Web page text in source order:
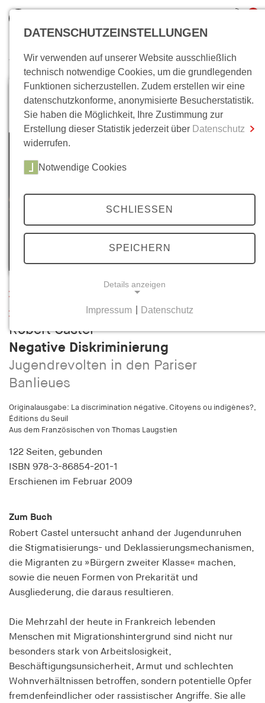
inkl. MwSt.
0,00 €
Zum Warenkorb Zur Kasse
Wo bin ich?
Inhaltsverzeichnis
Robert Castel
Negative Diskriminierung
Jugendrevolten in den Pariser
Banlieues
Originalausgabe: La discrimination négative. Citoyens ou indigènes?,
Éditions du Seuil
Aus dem Französischen von Thomas Laugstien
122 Seiten, gebunden
ISBN 978-3-86854-201-1
Erschienen im Februar 2009
Zum Buch
Robert Castel untersucht anhand der Jugendunruhen
die Stigmatisierungs- und Deklassierungsmechanismen,
die Migranten zu »Bürgern zweiter Klasse« machen,
sowie die neuen Formen von Prekarität und
Ausgliederung, die daraus resultieren.
Die Mehrzahl der heute in Frankreich lebenden
Menschen mit Migrationshintergrund sind nicht nur
besonders stark von Arbeitslosigkeit,
Beschäftigungsunsicherheit, Armut und schlechten
Wohnverhältnissen betroffen, sondern potentielle Opfer
fremdenfeindlicher oder rassistischer Angriffe. Sie alle
DATENSCHUTZEINSTELLUNGEN
Wir verwenden auf unserer Website ausschließlich
technisch notwendige Cookies, um die grundlegenden
Funktionen sicherzustellen. Zudem erstellen wir eine
datenschutzkonforme, anonymisierte Besucherstatistik.
Sie haben die Möglichkeit, Ihre Zustimmung zur
Erstellung dieser Statistik jederzeit über Datenschutz
widerrufen.
Notwendige Cookies
SCHLIESSEN
SPEICHERN
Details anzeigen
Notwendige Cookies helfen dabei, eine Webseite
nutzbar zu machen, indem sie Grundfunktionen
wie Seitennavigation und Zugriff auf sichere
Bereiche der Webseite ermöglichen. Die Webseite
funktionieren.
Name:
cookie_consent
Zweck:
Speichert den Zustimmungsstatus des Benutzers
für Cookies auf der aktuellen Domäne.
Cookie Laufzeit:
1 Jahr
fe_typo_user
Name:
fe_typo_user
Anbieter:
hamburger-edition.de
Impressum Datenschutz